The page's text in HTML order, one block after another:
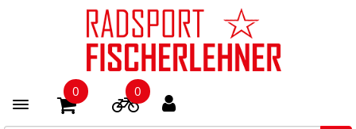
Toggle navigation
0 0